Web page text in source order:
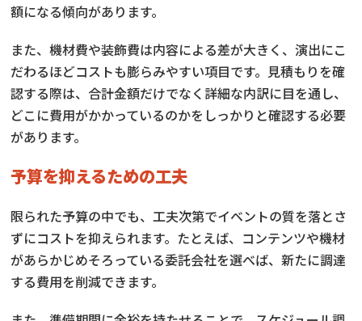
額になる傾向があります。
また、機材費や装飾費は内容による差が大きく、演出にこ
だわるほどコストも膨らみやすい項目です。見積もりを確
認する際は、合計金額だけでなく詳細な内訳に目を通し、
どこに費用がかかっているのかをしっかりと確認する必要
があります。
予算を抑えるための工夫
限られた予算の中でも、工夫次第でイベントの質を落とさ
ずにコストを抑えられます。たとえば、コンテンツや機材
があらかじめそろっている委託会社を選べば、新たに調達
する費用を削減できます。